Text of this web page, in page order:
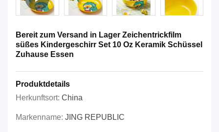
Bereit zum Versand in Lager Zeichentrickfilm
süßes Kindergeschirr Set 10 Oz Keramik Schüssel
Zuhause Essen
Produktdetails
Herkunftsort: China
Markenname: JING REPUBLIC